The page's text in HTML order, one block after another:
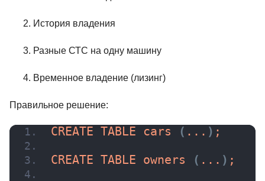
История владения
Разные СТС на одну машину
Временное владение (лизинг)
Правильное решение:
CREATE TABLE cars ( ... ) ;
CREATE TABLE owners ( ... ) ;